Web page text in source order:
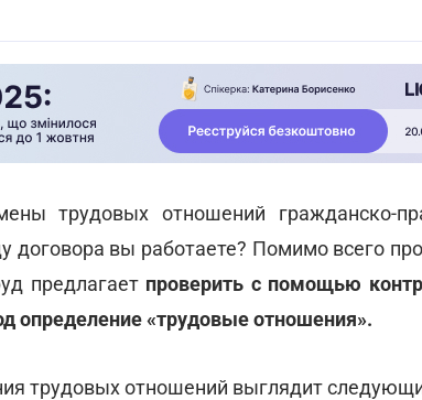
трудовых отношений гражданско-
договора вы работаете? Помимо всего
предлагает проверить с помощью
определение «трудовые отношения».
трудовых отношений выглядит